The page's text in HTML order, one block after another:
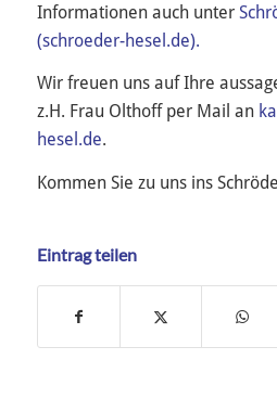
Informationen auch unter
(schroeder-hesel.de).
Wir freuen uns auf Ihre
z.H. Frau Olthoff per Mail an
hesel.de.
Kommen Sie zu uns ins
Eintrag teilen